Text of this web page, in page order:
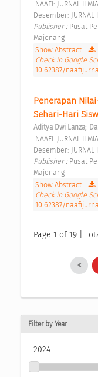
Desember: JURNAL
Publisher : Pusat
Majenang
Show Abstract|
Check in Google
10.62387/
Penerapan
Sehari-Hari
Aditya Dwi Lanza;
Desember: JURNAL
Publisher : Pusat
Majenang
Show Abstract|
Check in Google
10.62387/
Page 1 of 19 |
Filter by Year
2024